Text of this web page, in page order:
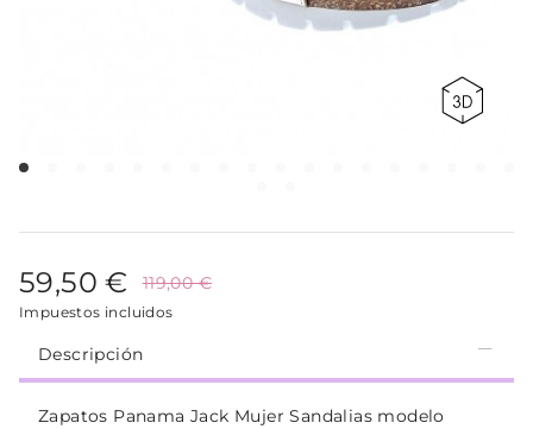
59,50 € 119,00 €
Impuestos incluidos
Descripción
Zapatos Panama Jack Mujer Sandalias modelo